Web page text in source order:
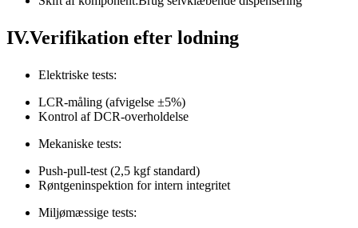
IV.Verifikation efter lodning
Elektriske tests:
LCR-måling (afvigelse ±5%)
Kontrol af DCR-overholdelse
Mekaniske tests:
Push-pull-test (2,5 kgf standard)
Røntgeninspektion for intern integritet
Miljømæssige tests: